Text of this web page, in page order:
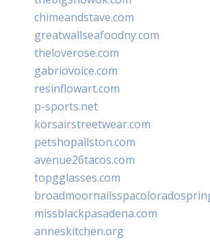
chimeandstave.com
greatwallseafoodny.com
theloverose.com
gabriovoice.com
resinflowart.com
p-sports.net
korsairstreetwear.com
petshopallston.com
avenue26tacos.com
topgglasses.com
missblackpasadena.com
anneskitchen.org